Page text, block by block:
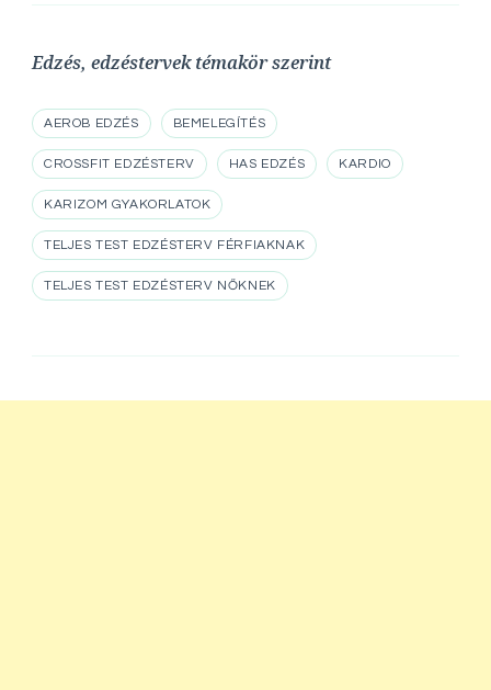
Edzés, edzéstervek témakör szerint
AEROB EDZÉS BEMELEGÍTÉS
CROSSFIT EDZÉSTERV HAS EDZÉS KARDIO
KARIZOM GYAKORLATOK
TELJES TEST EDZÉSTERV FÉRFIAKNAK
TELJES TEST EDZÉSTERV NŐKNEK